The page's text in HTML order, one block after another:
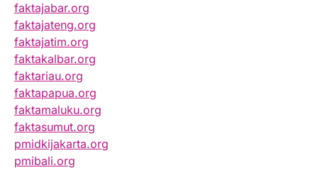
faktajabar.org
faktajateng.org
faktajatim.org
faktakalbar.org
faktariau.org
faktapapua.org
faktamaluku.org
faktasumut.org
pmidkijakarta.org
pmibali.org